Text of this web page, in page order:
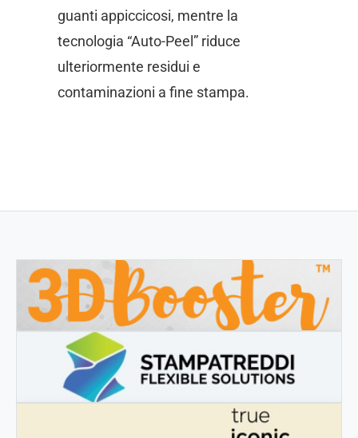
guanti appiccicosi, mentre la
tecnologia “Auto-Peel” riduce
ulteriormente residui e
contaminazioni a fine stampa.
3DBOOSTER
3DBooster - Prodotti innovativi per stampa 3D